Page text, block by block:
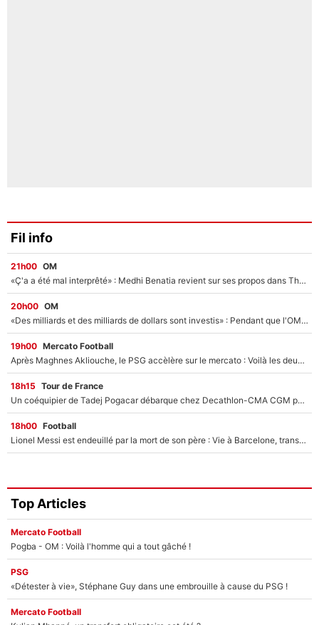
Fil info
21h00 OM
«Ç'a a été mal interprêté» : Medhi Benatia revient sur ses propos dans The Bridge et précise ses conditions pour rejoindre le PSG !
20h00 OM
«Des milliards et des milliards de dollars sont investis» : Pendant que l'OM est en pleine crise financière, Frank McCourt lance un nouveau projet à 260M€ !
19h00 Mercato Football
Après Maghnes Akliouche, le PSG accèlère sur le mercato : Voilà les deux nouvelles recrues qui vont signer la semaine prochaine ?
18h15 Tour de France
Un coéquipier de Tadej Pogacar débarque chez Decathlon-CMA CGM pour épauler Paul Seixas : «Mes meilleures années sont à venir»
18h00 Football
Lionel Messi est endeuillé par la mort de son père : Vie à Barcelone, transfert au PSG... voilà comment Jorge Messi a joué un rôle essentiel dans sa carrière !
Top Articles
Mercato Football
Pogba - OM : Voilà l'homme qui a tout gâché !
PSG
«Détester à vie», Stéphane Guy dans une embrouille à cause du PSG !
Mercato Football